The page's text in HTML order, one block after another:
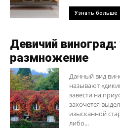
Узнать больше
Девичий виноград:
размножение
Данный вид
называют
завести на
захочется
изысканной
либо...